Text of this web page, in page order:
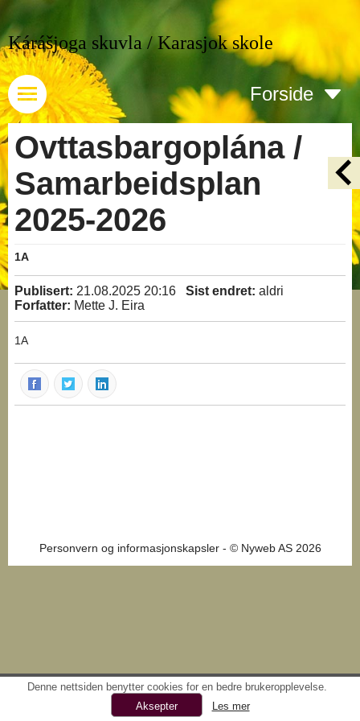
Kárášjoga skuvla / Karasjok skole
Forside
Ovttasbargoplána /
Samarbeidsplan
2025-2026
1A
Publisert: 21.08.2025 20:16 Sist endret: aldri
Forfatter: Mette J. Eira
1A
Personvern og informasjonskapsler- © Nyweb AS 2026
Denne nettsiden benytter cookies for en bedre brukeropplevelse.
Les mer